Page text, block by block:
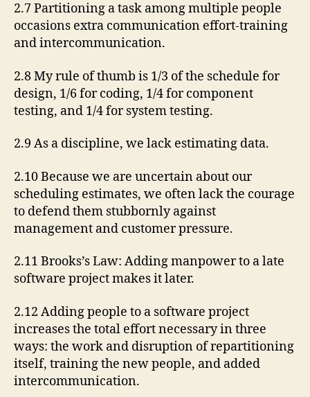
2.7 Partitioning a task among multiple people
occasions extra communication effort-training
and intercommunication.
2.8 My rule of thumb is 1/3 of the schedule for
design, 1/6 for coding, 1/4 for component
testing, and 1/4 for system testing.
2.9 As a discipline, we lack estimating data.
2.10 Because we are uncertain about our
scheduling estimates, we often lack the courage
to defend them stubbornly against
management and customer pressure.
2.11 Brooks’s Law: Adding manpower to a late
software project makes it later.
2.12 Adding people to a software project
increases the total effort necessary in three
ways: the work and disruption of repartitioning
itself, training the new people, and added
intercommunication.